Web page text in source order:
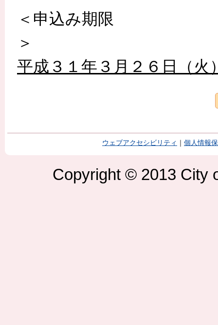
＜申込み期限
平成３１年３月２６日（火
ウェブアクセシビリティ 個人情報
Copyright © 2013 City